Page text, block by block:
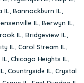
IL, Bannockburn IL,
IL, Berwyn IL,
IL, Bridgeview IL,
IL, Carol Stream IL,
IL, Chicago Heights IL,
, Countryside IL, Crystal